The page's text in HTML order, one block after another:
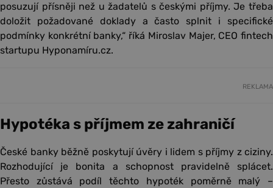
posuzují přísněji než u žadatelů s českými příjmy. Je třeba
doložit požadované doklady a často splnit i specifické
podmínky konkrétní banky,“ říká Miroslav Majer, CEO fintech
startupu Hyponamíru.cz.
REKLAMA
Hypotéka s příjmem ze zahraničí
České banky běžně poskytují úvěry i lidem s příjmy z ciziny.
Rozhodující je bonita a schopnost pravidelně splácet.
Přesto zůstává podíl těchto hypoték poměrně malý –